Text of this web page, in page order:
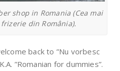
shop in Romania (Cea mai
din România).
back to ”Nu vorbesc
”Romanian for dummies”.